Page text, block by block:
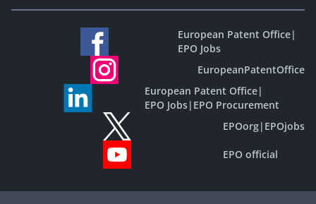
European Patent Office|
EPO Jobs
EuropeanPatentOffice
European Patent Office|
EPO Jobs| EPO Procurement
EPOorg| EPOjobs
EPO official